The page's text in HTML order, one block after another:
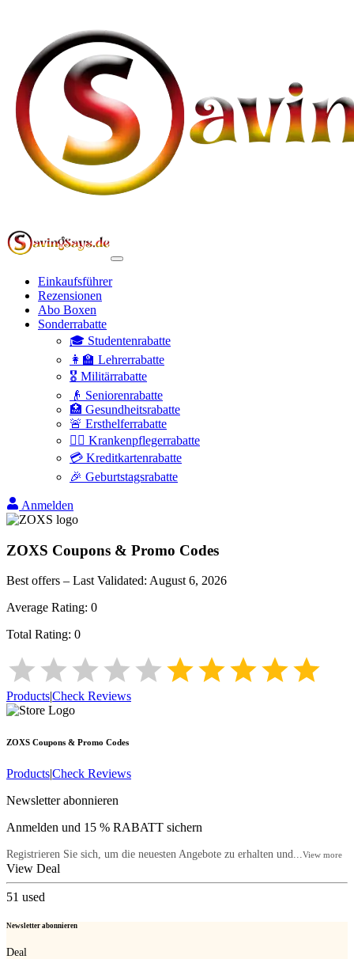
Einkaufsführer
Rezensionen
Abo Boxen
Sonderrabatte
🎓 Studentenrabatte
👩‍🏫 Lehrerrabatte
🎖️ Militärrabatte
👴 Seniorenrabatte
🏥 Gesundheitsrabatte
🚨 Ersthelferrabatte
👩‍⚕️ Krankenpflegerrabatte
💳 Kreditkartenrabatte
🎉 Geburtstagsrabatte
Anmelden
ZOXS Coupons & Promo Codes
Best offers – Last Validated: August 6, 2026
Average Rating: 0
Total Rating: 0
Products|Check Reviews
ZOXS Coupons & Promo Codes
Products|Check Reviews
Newsletter abonnieren
Anmelden und 15 % RABATT sichern
Registrieren Sie sich, um die neuesten Angebote zu erhalten und...View more
View Deal
51 used
Newsletter abonnieren
Deal